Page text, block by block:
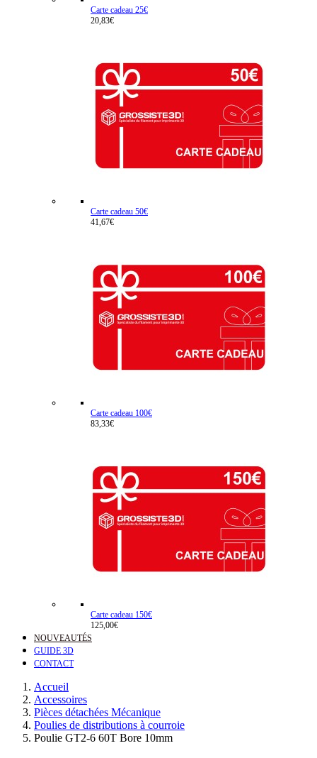
Carte cadeau 25€
20,83€
Carte cadeau 50€
41,67€
Carte cadeau 100€
83,33€
Carte cadeau 150€
125,00€
NOUVEAUTÉS
GUIDE 3D
CONTACT
Accueil
Accessoires
Pièces détachées Mécanique
Poulies de distributions à courroie
Poulie GT2-6 60T Bore 10mm